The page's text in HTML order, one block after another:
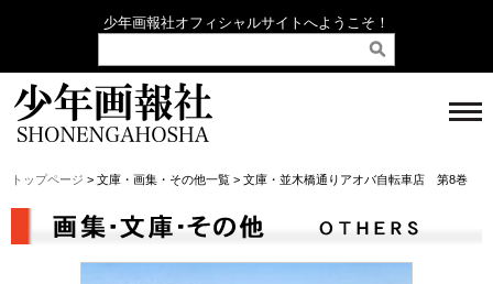
少年画報社オフィシャルサイトへようこそ！
トップページ > 文庫・画集・その他一覧 > 文庫・並木橋通りアオバ自転車店 第8巻